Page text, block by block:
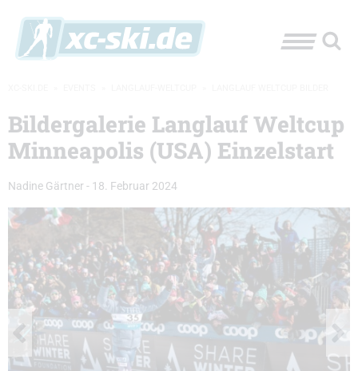
Bildergalerie Langlauf Weltcup
Minneapolis (USA) Einzelstart
Nadine Gärtner - 18. Februar 2024